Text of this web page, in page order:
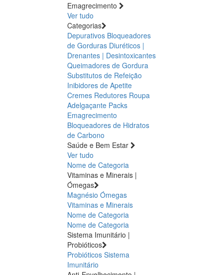
Emagrecimento
Ver tudo
Categorias
Depurativos Bloqueadores
de Gorduras Diuréticos |
Drenantes | Desintoxicantes
Queimadores de Gordura
Substitutos de Refeição
Inibidores de Apetite
Cremes Redutores Roupa
Adelgaçante Packs
Emagrecimento
Bloqueadores de Hidratos
de Carbono
Saúde e Bem Estar
Ver tudo
Nome de Categoria
Vitaminas e Minerais |
Ómegas
Magnésio Ómegas
Vitaminas e Minerais
Nome de Categoria
Nome de Categoria
Sistema Imunitário |
Probióticos
Probióticos Sistema
Imunitário